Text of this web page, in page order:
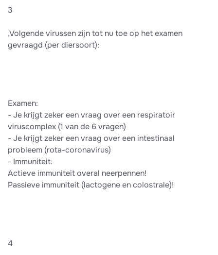
3
,Volgende virussen zijn tot nu toe op het examen
gevraagd (per diersoort):
Examen:
- Je krijgt zeker een vraag over een respiratoir
viruscomplex (1 van de 6 vragen)
- Je krijgt zeker een vraag over een intestinaal
probleem (rota-coronavirus)
- Immuniteit:
Actieve immuniteit overal neerpennen!
Passieve immuniteit (lactogene en colostrale)!
4